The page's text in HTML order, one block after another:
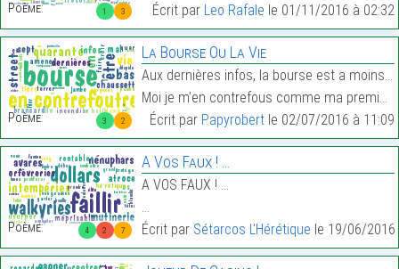
1 3
Poème:
Écrit par Leo Rafale le 01/11/2016 à 02:32
3 2
Poème:
La Bourse Ou La Vie
Aux dernières infos, la bourse est a moins sept,
Moi je m’en contrefous comme ma première chaussett…
Écrit par Papyrobertle 02/07/2016 à 11:09
4 2 7
Poème:
A Vos Faux ! …
A VOS FAUX ! …
…
Écrit par Sétarcos L'Hérétique le 19/06/2016